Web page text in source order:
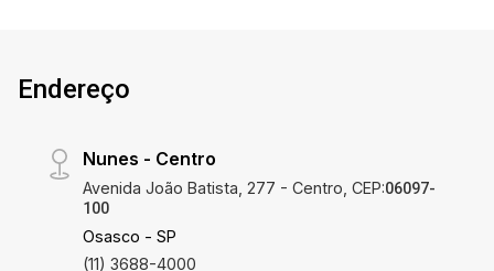
Endereço
Nunes - Centro
Avenida João Batista, 277 - Centro, CEP:06097-
100
Osasco - SP
(11) 3688-4000